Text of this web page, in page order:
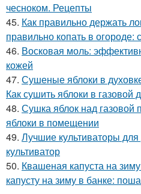
чесноком. Рецепты
45. Как правильно держать
правильно копать в
46. Восковая моль:
кожей
47. Сушеные яблоки в
Как сушить яблоки в газовой
48. Сушка яблок над газовой
яблоки в помещении
49. Лучшие культиваторы
культиватор
50. Квашеная капуста на
капусту на зиму в банке: